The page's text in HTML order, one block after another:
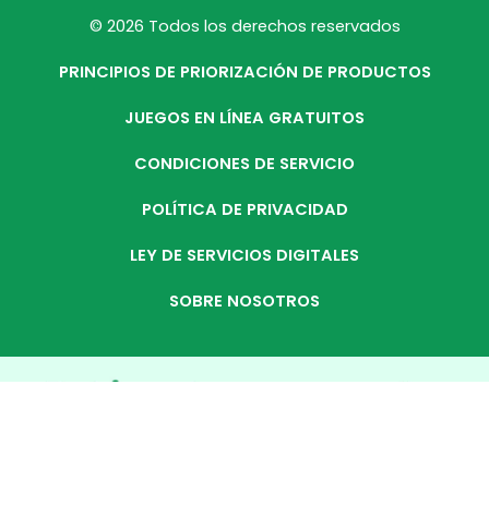
© 2026 Todos los derechos reservados
PRINCIPIOS DE PRIORIZACIÓN DE PRODUCTOS
JUEGOS EN LÍNEA GRATUITOS
CONDICIONES DE SERVICIO
POLÍTICA DE PRIVACIDAD
LEY DE SERVICIOS DIGITALES
SOBRE NOSOTROS